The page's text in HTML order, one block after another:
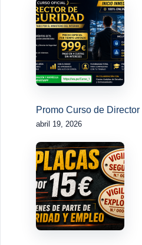
Promo Curso de
abril 19, 2026